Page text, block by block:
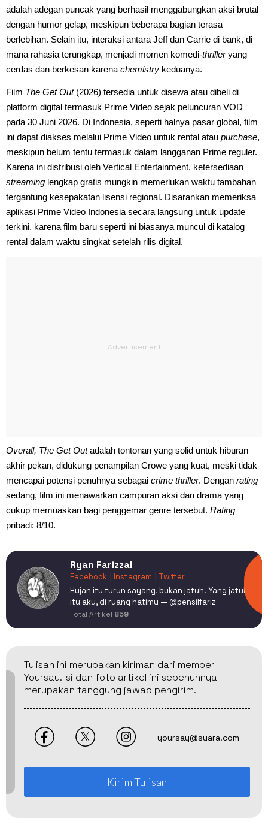
adalah adegan puncak yang berhasil menggabungkan aksi brutal
dengan humor gelap, meskipun beberapa bagian terasa
berlebihan. Selain itu, interaksi antara Jeff dan Carrie di bank, di
mana rahasia terungkap, menjadi momen komedi-thrilleryang
cerdas dan berkesan karena chemistry keduanya.
Film The Get Out(2026) tersedia untuk disewa atau dibeli di
platform digital termasuk Prime Video sejak peluncuran VOD
pada 30 Juni 2026. Di Indonesia, seperti halnya pasar global, film
ini dapat diakses melalui Prime Video untuk rental atau purchase,
meskipun belum tentu termasuk dalam langganan Prime reguler.
Karena ini distribusi oleh Vertical Entertainment, ketersediaan
streaming lengkap gratis mungkin memerlukan waktu tambahan
tergantung kesepakatan lisensi regional. Disarankan memeriksa
aplikasi Prime Video Indonesia secara langsung untuk update
terkini, karena film baru seperti ini biasanya muncul di katalog
rental dalam waktu singkat setelah rilis digital.
Overall, The Get Outadalah tontonan yang solid untuk hiburan
akhir pekan, didukung penampilan Crowe yang kuat, meski tidak
mencapai potensi penuhnya sebagai crime thriller. Dengan rating
sedang, film ini menawarkan campuran aksi dan drama yang
cukup memuaskan bagi penggemar genre tersebut. Rating
pribadi: 8/10.
Ryan Farizzal
Facebook | Instagram
| Twitter
Hujan itu turun sayang, bukan jatuh. Yang jatuh
itu aku, di ruang hatimu — @pensilfariz
Total Artikel 859
Tulisan ini merupakan kiriman dari member
Yoursay. Isi dan foto artikel ini sepenuhnya
merupakan tanggung jawab pengirim.
yoursay@suara.com
Kirim Tulisan